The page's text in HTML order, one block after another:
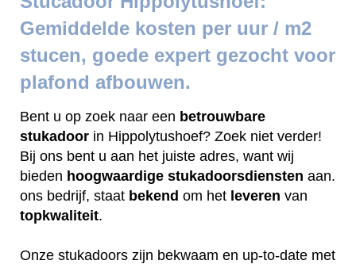
Gemiddelde kosten per uur / m2
stucen, goede expert gezocht voor
plafond afbouwen.
Bent u op zoek naar een betrouwbare
stukadoor in Hippolytushoef? Zoek niet verder!
Bij ons bent u aan het juiste adres, want wij
bieden hoogwaardige stukadoorsdiensten aan.
ons bedrijf, staat bekend om het leveren van
topkwaliteit.
Onze stukadoors zijn bekwaam en up-to-date met